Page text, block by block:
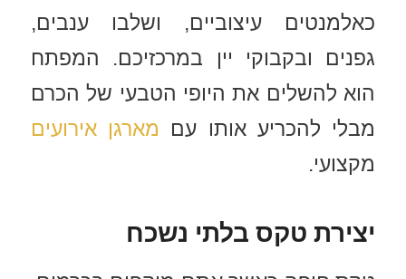
כאלמנטים עיצוביים, ושלבו ענבים,
גפנים ובקבוקי יין במרכזיכם. המפתח
הוא להשלים את היופי הטבעי של הכרם
מבלי להכריע אותו עם מארגן אירועים
מקצועי.
יצירת טקס בלתי נשכח